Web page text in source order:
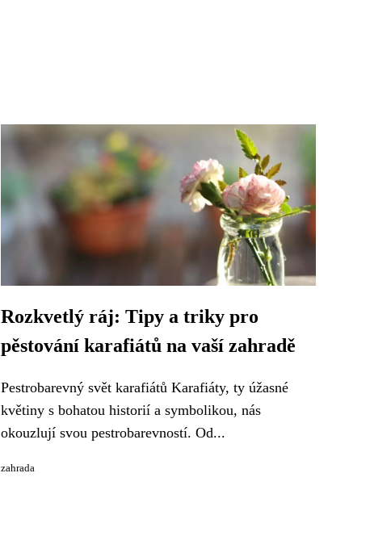
Rozkvetlý ráj: Tipy a triky pro
pěstování karafiátů na vaší zahradě
Pestrobarevný svět karafiátů Karafiáty, ty úžasné
květiny s bohatou historií a symbolikou, nás
okouzlují svou pestrobarevností. Od...
zahrada